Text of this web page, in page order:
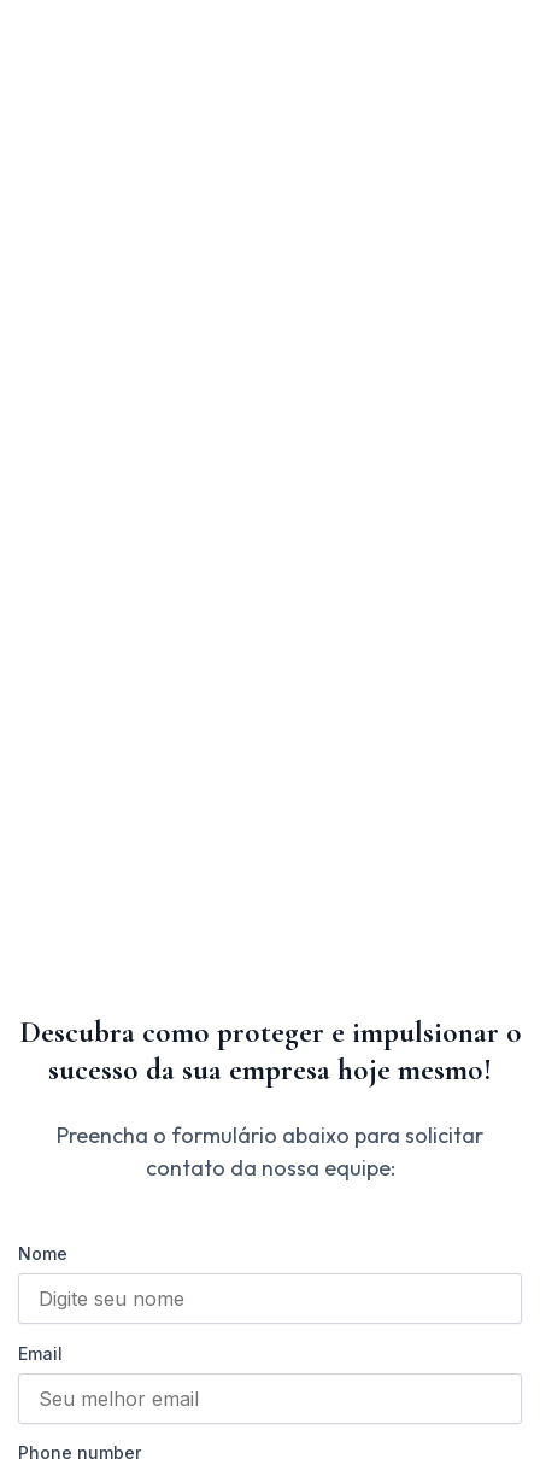
Descubra como proteger e impulsionar o
sucesso da sua empresa hoje mesmo!
Preencha o formulário abaixo para solicitar
contato da nossa equipe:
Nome
Email
Phone number